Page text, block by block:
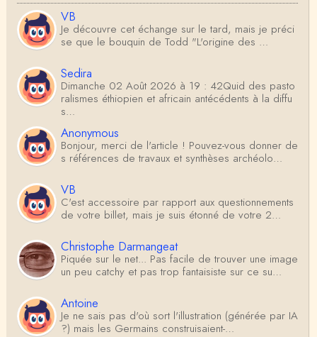
VB
Je découvre cet échange sur le tard, mais je préci
se que le bouquin de Todd "L'origine des …
Sedira
Dimanche 02 Août 2026 à 19 : 42Quid des pasto
ralismes éthiopien et africain antécédents à la diffu
s…
Anonymous
Bonjour, merci de l'article ! Pouvez-vous donner de
s références de travaux et synthèses archéolo…
VB
C'est accessoire par rapport aux questionnements
de votre billet, mais je suis étonné de votre 2…
Christophe Darmangeat
Piquée sur le net... Pas facile de trouver une image
un peu catchy et pas trop fantaisiste sur ce su…
Antoine
Je ne sais pas d'où sort l'illustration (générée par IA
?) mais les Germains construisaient-…